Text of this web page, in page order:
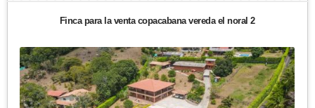
Finca para la venta copacabana vereda el noral 2